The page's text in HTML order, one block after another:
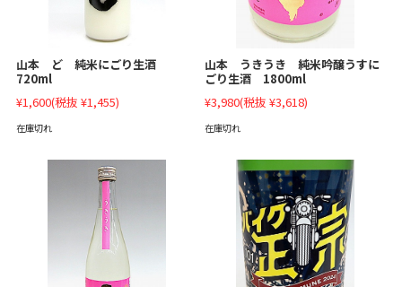
山本 ど 純米にごり生酒
720ml
¥1,600(税抜 ¥1,455)
在庫切れ
山本 うきうき 純米吟醸うすに
ごり生酒 1800ml
¥3,980(税抜 ¥3,618)
在庫切れ